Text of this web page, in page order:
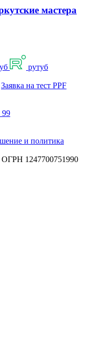
мастера
руту
Заявка на тест PPF
и политика
ОГРН 1247700751990